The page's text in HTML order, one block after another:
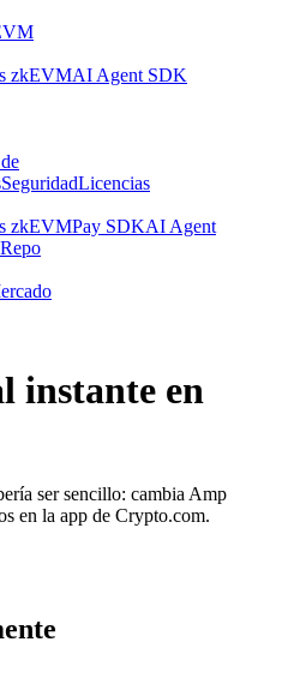
zkEVMAI Agent SDK
SeguridadLicencias
zkEVMPay SDKAI Agent
instante en
ser sencillo: cambia Amp
en la app de Crypto.com.